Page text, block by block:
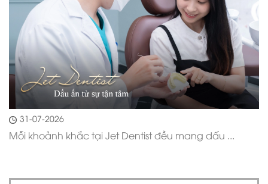
31-07-2026
Mỗi khoảnh khắc tại Jet Dentist đều mang dấu ...